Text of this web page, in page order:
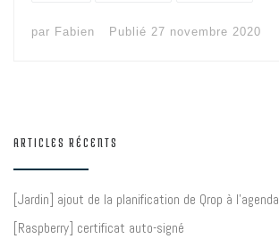
par Fabien Publié 27 novembre 2020
ARTICLES RÉCENTS
[Jardin] ajout de la planification de Qrop à l’agenda
[Raspberry] certificat auto-signé